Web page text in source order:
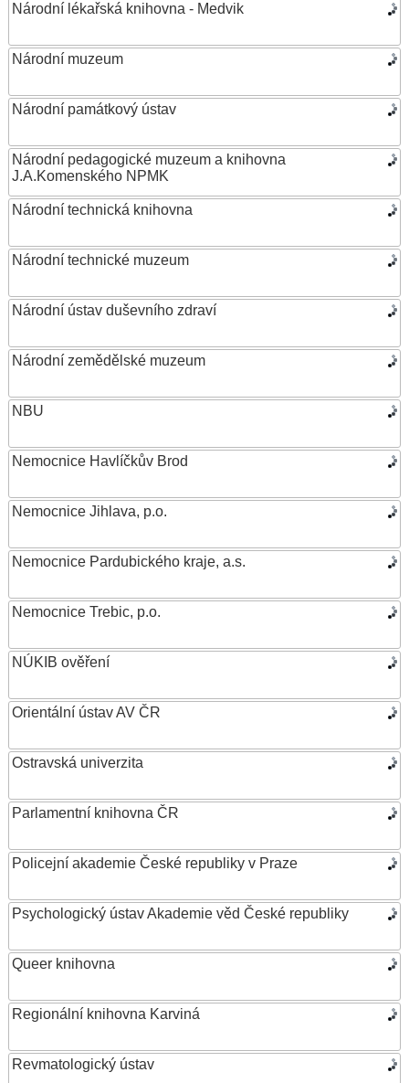
Národní lékařská knihovna - Medvik
Národní muzeum
Národní památkový ústav
Národní pedagogické muzeum a knihovna
J.A.Komenského NPMK
Národní technická knihovna
Národní technické muzeum
Národní ústav duševního zdraví
Národní zemědělské muzeum
NBU
Nemocnice Havlíčkův Brod
Nemocnice Jihlava, p.o.
Nemocnice Pardubického kraje, a.s.
Nemocnice Trebic, p.o.
NÚKIB ověření
Orientální ústav AV ČR
Ostravská univerzita
Parlamentní knihovna ČR
Policejní akademie České republiky v Praze
Psychologický ústav Akademie věd České republiky
Queer knihovna
Regionální knihovna Karviná
Revmatologický ústav